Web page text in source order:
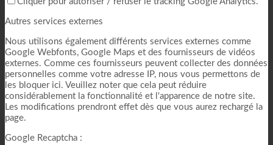
Autres services externes
Nous utilisons également différents services externes comme
Google Webfonts, Google Maps et des fournisseurs de vidéos
externes. Comme ces fournisseurs peuvent collecter des données
personnelles comme votre adresse IP, nous vous permettons de
les bloquer ici. Veuillez noter que cela peut réduire
considérablement la fonctionnalité et l'apparence de notre site.
Les modifications prendront effet dès que vous aurez rechargé la
page.
Google Recaptcha :